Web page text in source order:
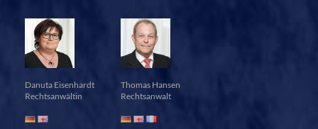
Danuta Eisenhardt
Rechtsanwältin
Thomas Hansen
Rechtsanwalt